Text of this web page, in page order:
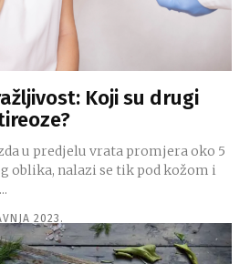
Koji su drugi
u predjelu vrata promjera oko 5
oblika, nalazi se tik pod kožom i
2023.